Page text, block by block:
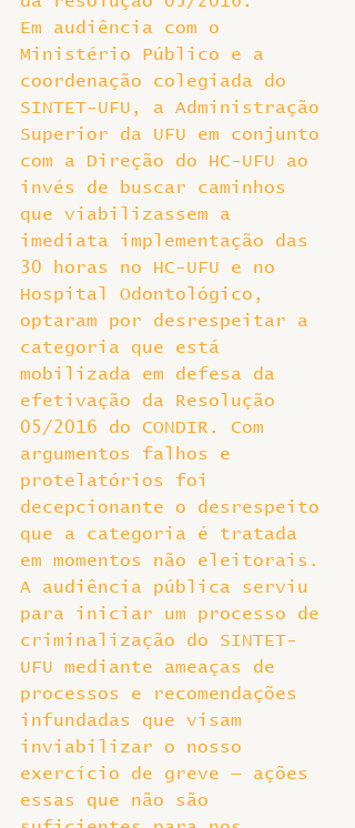
Em audiência com o
Ministério Público e a
coordenação colegiada do
SINTET-UFU, a Administração
Superior da UFU em conjunto
com a Direção do HC-UFU ao
invés de buscar caminhos
que viabilizassem a
imediata implementação das
30 horas no HC-UFU e no
Hospital Odontológico,
optaram por desrespeitar a
categoria que está
mobilizada em defesa da
efetivação da Resolução
05/2016 do CONDIR. Com
argumentos falhos e
protelatórios foi
decepcionante o desrespeito
que a categoria é tratada
em momentos não eleitorais.
A audiência pública serviu
para iniciar um processo de
criminalização do SINTET-
UFU mediante ameaças de
processos e recomendações
infundadas que visam
inviabilizar o nosso
exercício de greve — ações
essas que não são